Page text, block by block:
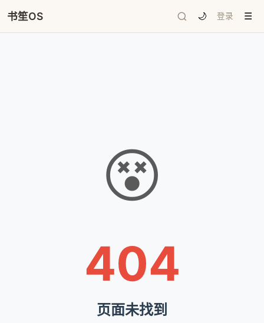
书笙OS 🌙 登录 ☰
😵
404
页面未找到